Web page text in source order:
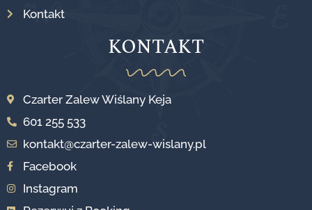
Kontakt
KONTAKT
Czarter Zalew Wiślany Keja
601 255 533
kontakt@czarter-zalew-wislany.pl
Facebook
Instagram